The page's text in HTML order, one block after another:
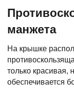
манжета
На крышке
только красивая,
обеспечивается